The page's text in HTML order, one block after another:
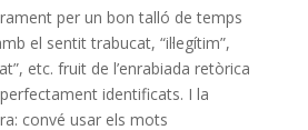
per un bon talló de temps
el sentit trabucat, “il·legítim”,
etc. fruit de l’enrabiada retòrica
identificats. I la
convé usar els mots